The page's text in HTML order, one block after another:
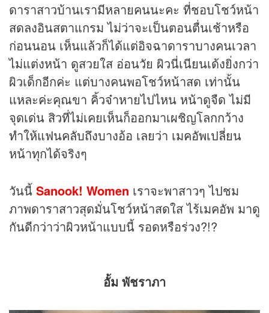
ดาราสาวบ้านเรามีหลายคนนะคะ ที่ชอบโชว์หน้า
สดลงอินสตาแกรม ไม่ว่าจะเป็นตอนตื่นเช้าหรือ
ก่อนนอน เห็นแล้วก็ได้แต่อิจฉาดาราบางคนเวลา
ไม่แต่งหน้า ดูสวยใส อ่อนวัย ผิวนี่เนียนเด้งยิ่งกว่า
ผิวเด็กอีกค่ะ แต่บางคนพอโชว์หน้าสด เท่านั้น
แหละค่ะคุณขา คิ้วจ๋าหายไปไหน หน้าดูจืด ไม่มี
จุดเด่น สิวที่ไม่เคยเห็นก็ออกมาเผชิญโลกกว้าง
ทำให้แฟนคลับถึงบางอ้อ เลยว่า เมคอัพเปลี่ยน
หน้าทุกได้จริงๆ
วันนี้ Sanook! Women เราจะพาสาวๆ ไปชม
ภาพดาราสาวสุดมั่นโชว์หน้าสดใส ไร้เมคอัพ มาดู
กันดีกว่าว่าผิวหน้าแบบนี้ รอดหรือร่วง?!?
อั้ม พัชราภา